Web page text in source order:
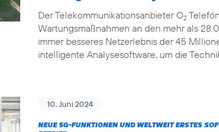
Der Telekommunikationsanbieter O2
Wartungsmaßnahmen an den mehr als
immer besseres Netzerlebnis der 45
intelligente Analysesoftware, um die
10. Juni 2024
NEUE 5G-FUNKTIONEN UND WELTWEIT ERSTES